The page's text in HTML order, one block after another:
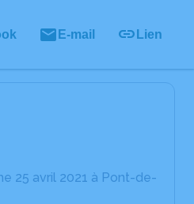
E-mail Lien
25 avril 2021 à Pont-de-